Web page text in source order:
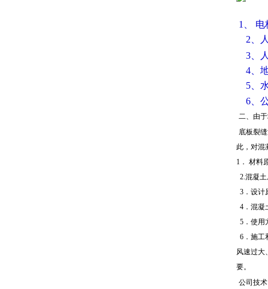
1、
2、
3、
4、
5、
6、
二、由
底板裂
此，对混
1． 材料
2.混凝
3．设计
4 ．混
5．使用
6．施工
风速过大
要。
公司技